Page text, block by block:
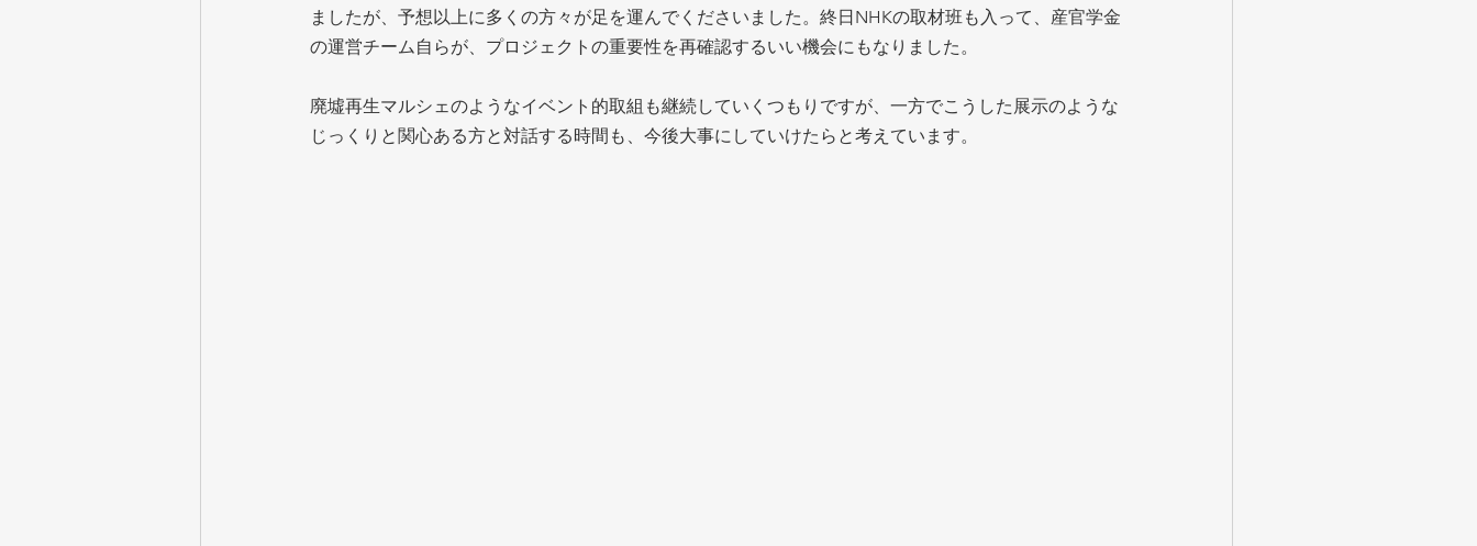
ましたが、予想以上に多くの方々が足を運んでくださいました。終日NHKの取材班も入って、産官学金
の運営チーム自らが、プロジェクトの重要性を再確認するいい機会にもなりました。
廃墟再生マルシェのようなイベント的取組も継続していくつもりですが、一方でこうした展示のような
じっくりと関心ある方と対話する時間も、今後大事にしていけたらと考えています。